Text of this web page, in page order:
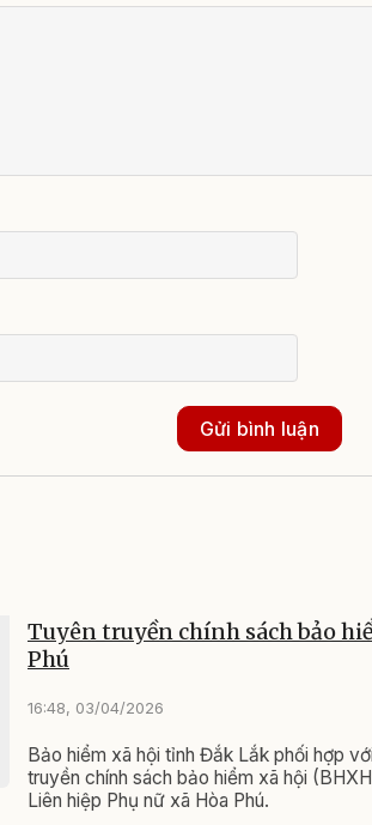
Gửi bình luận
Tuyên truyền chính sách bảo
Phú
16:48, 03/04/2026
Bảo hiểm xã hội tỉnh Đắk Lắk phối hợp
truyền chính sách bảo hiểm xã hội
Liên hiệp Phụ nữ xã Hòa Phú.